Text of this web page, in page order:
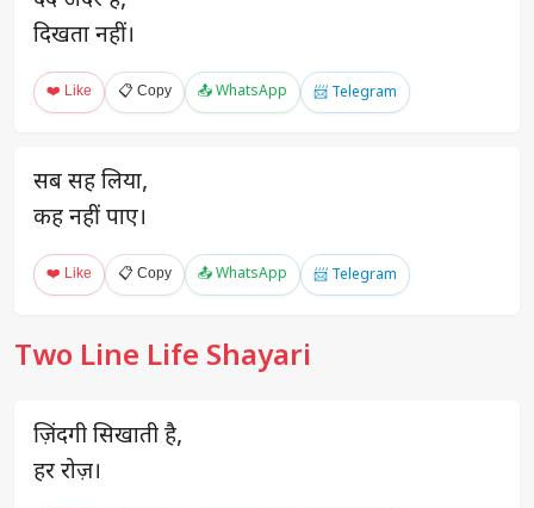
दिखता नहीं।
❤️ Like 📋 Copy 📤 WhatsApp 📨 Telegram
सब सह लिया,
कह नहीं पाए।
❤️ Like 📋 Copy 📤 WhatsApp 📨 Telegram
Two Line Life Shayari
ज़िंदगी सिखाती है,
हर रोज़।